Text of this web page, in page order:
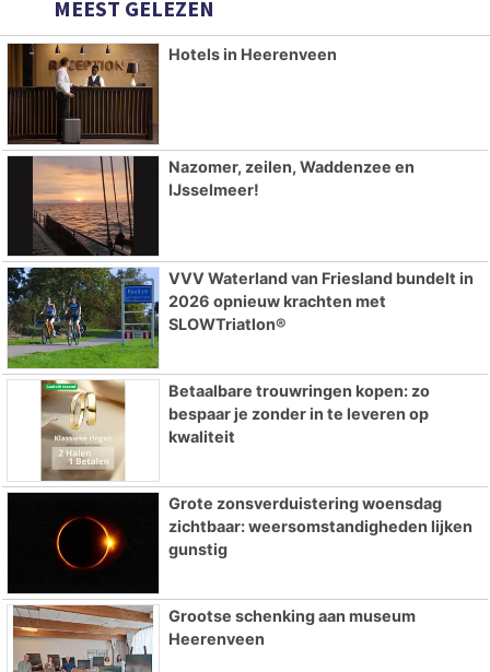
MEEST GELEZEN
Hotels in Heerenveen
Nazomer, zeilen, Waddenzee en
IJsselmeer!
VVV Waterland van Friesland bundelt in
2026 opnieuw krachten met
SLOWTriatlon®
Betaalbare trouwringen kopen: zo
bespaar je zonder in te leveren op
kwaliteit
Grote zonsverduistering woensdag
zichtbaar: weersomstandigheden lijken
gunstig
Grootse schenking aan museum
Heerenveen